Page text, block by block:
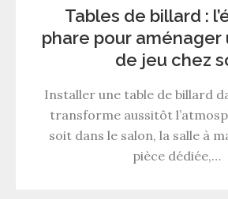
Tables de billard :
phare pour aménager
de jeu chez
Installer une table de billard
transforme aussitôt
soit dans le salon, la salle à
pièce dédiée,…